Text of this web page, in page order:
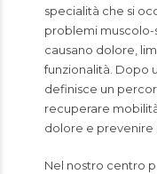
specialità che si
problemi
causano dolore,
funzionalità. Dopo
definisce un
recuperare
dolore e prevenire
Nel nostro centro